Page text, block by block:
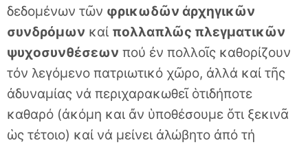
δεδομένων τῶν φρικωδῶν ἀρχηγικῶν
συνδρόμων καί πολλαπλῶς πλεγματικῶν
ψυχοσυνθέσεων πού ἐν πολλοῖς καθορίζουν
τόν λεγόμενο πατριωτικό χῶρο, ἀλλά καί τῆς
ἀδυναμίας νά περιχαρακωθεῖ ὁτιδήποτε
καθαρό (ἀκόμη και ἄν ὑποθέσουμε ὅτι ξεκινᾶ
ὡς τέτοιο) καί νά μείνει ἀλώβητο ἀπό τή